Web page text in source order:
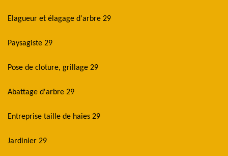
Elagueur et élagage d'arbre 29
Paysagiste 29
Pose de cloture, grillage 29
Abattage d'arbre 29
Entreprise taille de haies 29
Jardinier 29